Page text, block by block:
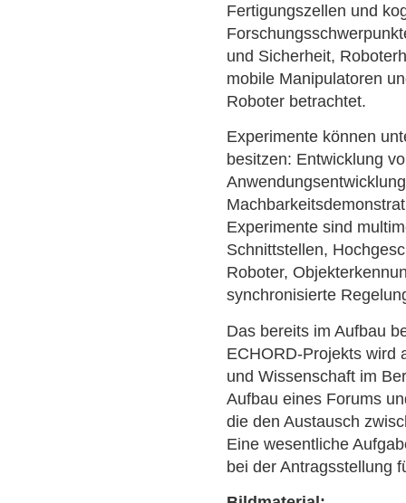
Fertigungszellen und
und Sicherheit,
mobile Manipulatoren
Roboter betrachtet.
Experimente können
besitzen: Entwicklung
Experimente sind
Schnittstellen,
Roboter,
synchronisierte
Das bereits im Aufbau
ECHORD-Projekts wird
und Wissenschaft im
Aufbau eines Forums
die den Austausch
Eine wesentliche
bei der Antragsstellung